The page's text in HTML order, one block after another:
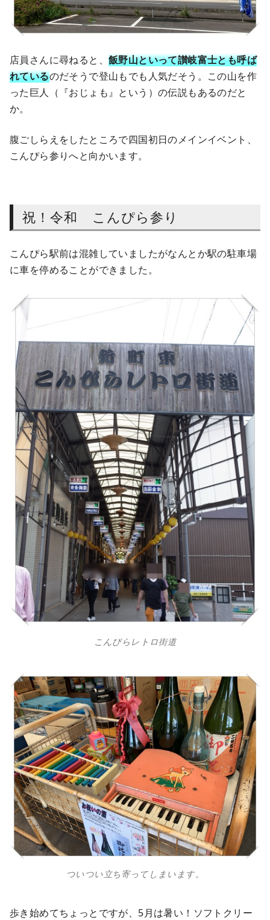
店員さんに尋ねると、 飯野山といって讃岐富士とも呼ば
れているのだそうで登山もでも人気だそう。この山を作
った巨人（『おじょも』という）の伝説もあるのだと
か。
腹ごしらえをしたところで四国初日のメインイベント、
こんぴら参りへと向かいます。
祝！令和 こんぴら参り
こんぴら駅前は混雑していましたがなんとか駅の駐車場
に車を停めることができました。
こんぴらレトロ街道
ついつい立ち寄ってしまいます。
歩き始めてちょっとですが、5月は暑い！ソフトクリー